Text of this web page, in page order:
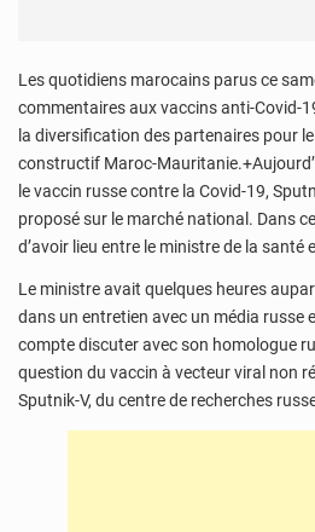
Les quotidiens marocains parus ce
commentaires aux vaccins anti-Covid-
la diversification des partenaires pour le
constructif Maroc-
le vaccin russe contre la Covid-19,
proposé sur le marché national. Dans
d’avoir lieu entre le ministre de la santé
Le ministre avait quelques heures
dans un entretien avec un média russe
compte discuter avec son homologue
question du vaccin à vecteur viral non
Sputnik-V, du centre de recherches